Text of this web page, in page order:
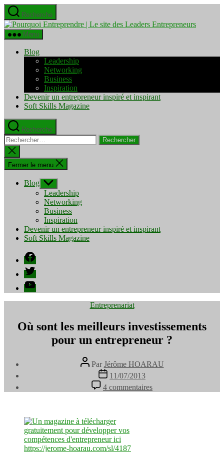
Aller
au
contenu
Recherche
Pourquoi
Menu
Blog
Leadership
Networking
Business
Inspiration
Devenir un entrepreneur inspiré et inspirant
Soft Skills Magazine
Recherche
Rechercher :
Fermer
la
recherche
Fermer le menu
Blog Afficher
le
sous-
menu
Leadership
Networking
Business
Inspiration
Devenir un entrepreneur inspiré et inspirant
Soft Skills Magazine
Facebook
Twitter
YouTube
Catégories
Entreprenariat
Où sont les meilleurs investissements
pour un entrepreneur ?
Auteur
de
l’article
Par Jérôme HOARAU
Date
de
l’article
11/07/2013
4 commentaires
Où